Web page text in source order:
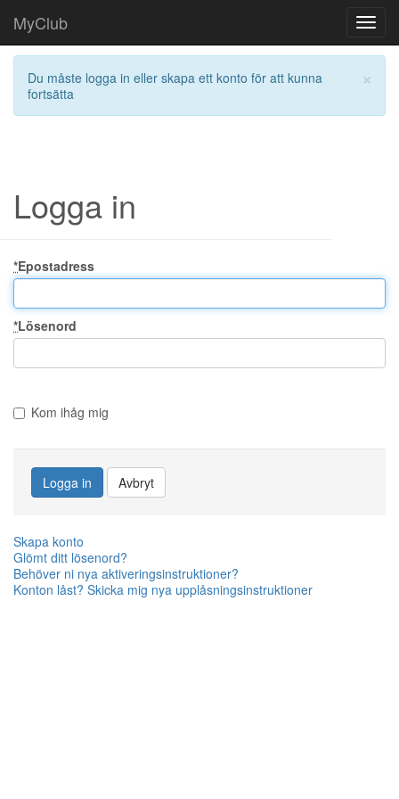
MyClub
×
Du måste logga in eller skapa ett konto för att kunna
fortsätta
Logga in
*Epostadress
*Lösenord
Kom ihåg mig
Logga in Avbryt
Skapa konto
Glömt ditt lösenord?
Behöver ni nya aktiveringsinstruktioner?
Konton låst? Skicka mig nya upplåsningsinstruktioner